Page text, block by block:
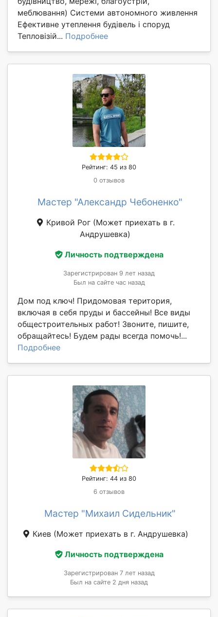
меблювання) Системи автономного живлення
Ефективне утеплення будівель і споруд
Тепловізій... Подробнее
Рейтинг: 45 из 80
0 отзывов
Мастер "Александр Чебоненко"
Кривой Рог (Может приехать в г.
Андрушевка)
Личность подтверждена
Зарегистрирован 9 лет назад
Был на сайте час назад
Дом под ключ! Придомовая територия,
включая в себя пруды и бассейны! Все виды
общестроительных работ! Звоните, пишите,
обращайтесь! Будем рады всегда помочь!...
Подробнее
Рейтинг: 44 из 80
6 отзывов
Мастер "Михаил Сидельник"
Киев (Может приехать в г. Андрушевка)
Личность подтверждена
Зарегистрирован 7 лет назад
Был на сайте 2 дня назад